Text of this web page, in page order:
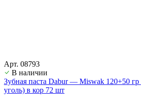
Арт. 08793
В наличии
Зубная паста Dabur — Miswak 120+50
уголь) в кор 72 шт